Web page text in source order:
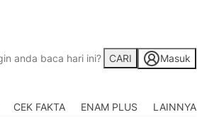
CARI Masuk
CEK FAKTA ENAM PLUS
LAINNYA